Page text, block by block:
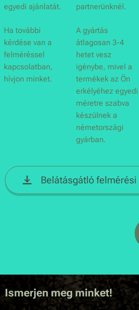
egyedi ajánlatát.
Ha további
kérdése van a
felméréssel
kapcsolatban,
hívjon minket.
partnerünknél.
A gyártás
átlagosan 3-4
hetet vesz
igénybe, mivel a
termékek az Ön
erkélyéhez egyedi
méretre szabva
készülnek a
németországi
gyárban.
Belátásgátló
Ismerjen meg minket!